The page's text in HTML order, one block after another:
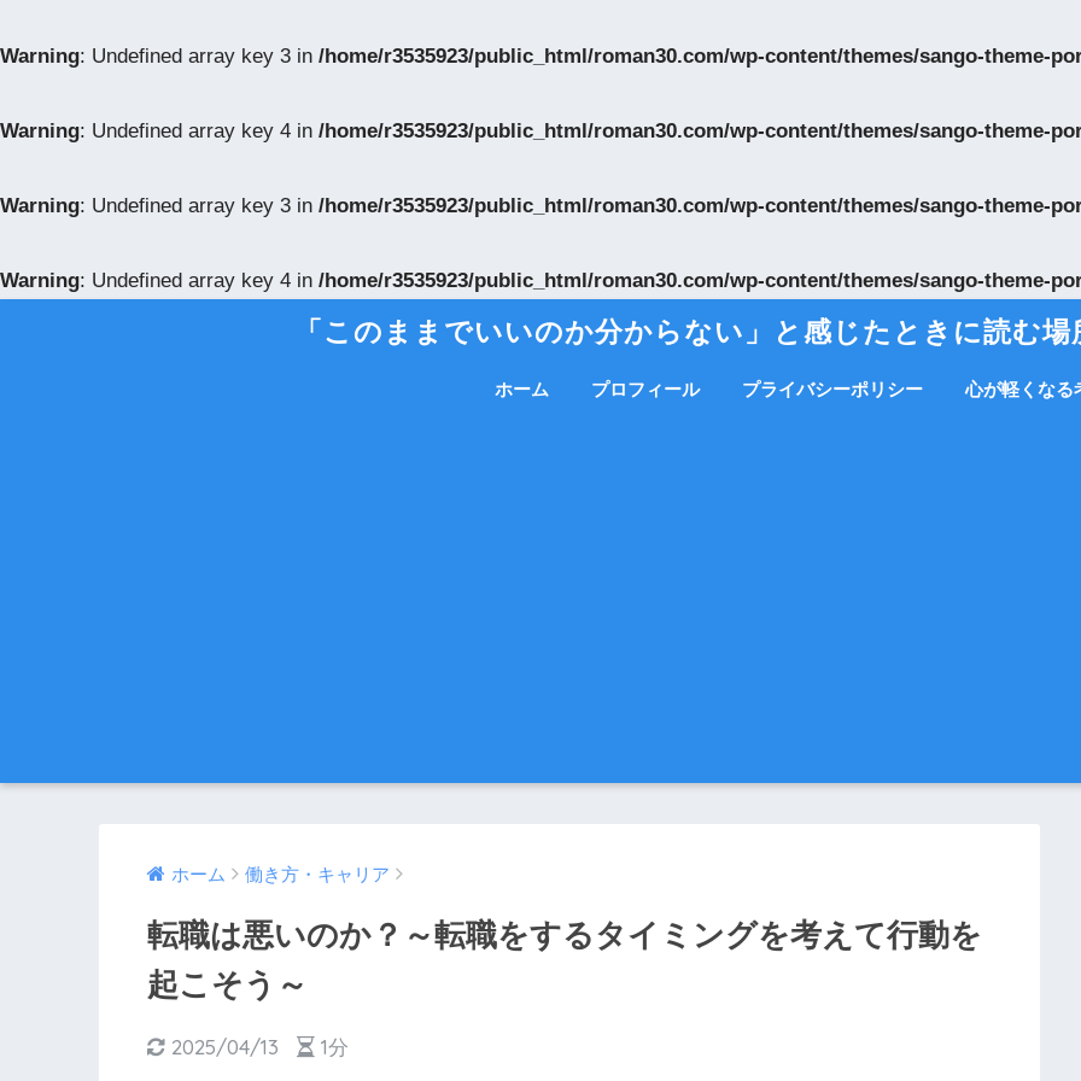
Warning: Undefined array key 3 in /home/r3535923/public_html/roman30.com/wp-content/themes/sango-theme-
Warning: Undefined array key 4 in /home/r3535923/public_html/roman30.com/wp-content/themes/sango-theme-
Warning: Undefined array key 3 in /home/r3535923/public_html/roman30.com/wp-content/themes/sango-theme-
Warning: Undefined array key 4 in /home/r3535923/public_html/roman30.com/wp-content/themes/sango-theme-
「このままでいいのか分からない」と感じたときに読む
ホーム プロフィール プライバシーポリシー 心が軽くなる
ホーム 働き方・キャリア
転職は悪いのか？～転職をするタイミングを考えて行動を
起こそう～
2025/04/13 1分